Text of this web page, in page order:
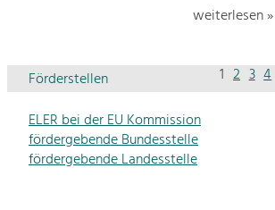
weiterlesen »
1 2 3 4
Förderstellen
ELER bei der EU Kommission
fördergebende Bundesstelle
fördergebende Landesstelle